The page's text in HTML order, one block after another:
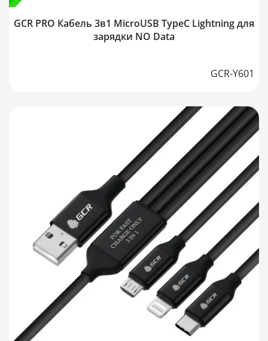
GCR PRO Кабель 3в1 MicroUSB TypeC Lightning для
зарядки NO Data
GCR-Y601